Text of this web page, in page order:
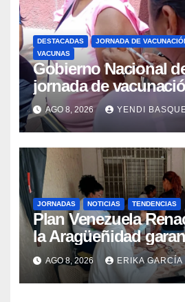
DESTACADAS JORNADA DE
VACUNAS
Gobierno Nacional
jornada de
Guaira para
epidemiológica
AGO 8, 2026 YENDI
JORNADAS NOTICIAS TENDENCIAS
Plan Venezuela
la Aragüeñidad
atención médica
Aragua
AGO 8, 2026 ERIKA GARCÍA